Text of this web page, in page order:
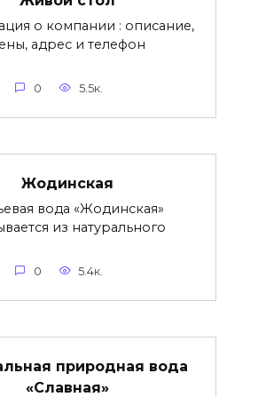
о компании : описание,
адрес и телефон
0 5.5к.
Жодинская
вода «Жодинская»
из натурального
0 5.4к.
природная вода
«Славная»